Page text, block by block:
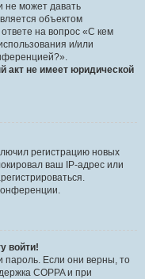
не может давать
объектом
на вопрос «С кем
и/или
акт не имеет юридической
регистрацию новых
ваш IP-адрес или
войти!
пароль. Если они верны, то
COPPA и при